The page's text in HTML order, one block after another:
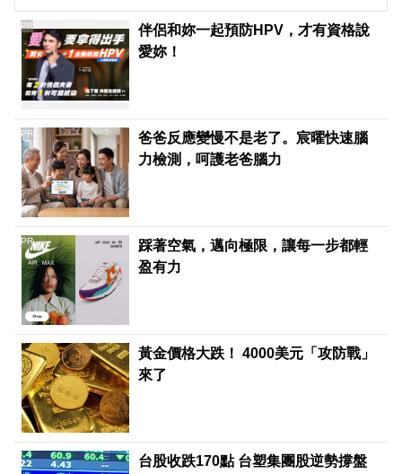
伴侶和妳一起預防HPV，才有資格說
愛妳！
PR
爸爸反應變慢不是老了。宸曜快速腦
力檢測，呵護老爸腦力
PR
踩著空氣，邁向極限，讓每一步都輕
盈有力
PR
黃金價格大跌！ 4000美元「攻防戰」
來了
台股收跌170點 台塑集團股逆勢撐盤